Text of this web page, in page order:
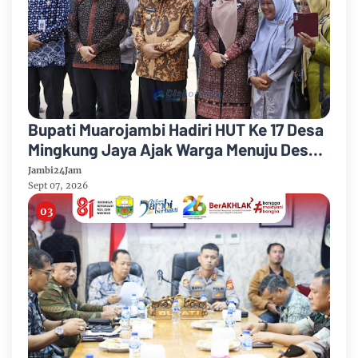
Bupati Muarojambi Hadiri HUT Ke 17 Desa
Mingkung Jaya Ajak Warga Menuju Desa
Mandiri 2026
Jambi24Jam
Sept 07, 2026